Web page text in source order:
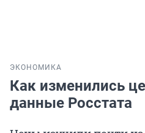
ЭКОНОМИКА
Как изменились
данные Росстата